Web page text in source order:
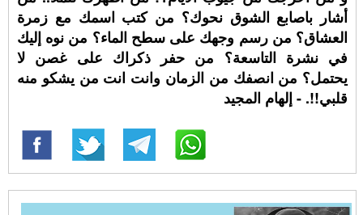
أشار باصابع الشوق نحوك؟ من كتب اسمك مع زمرة
العشاق؟ من رسم وجهك على سطح الماء؟ من نوه إليك
في نشرة التاسعة؟ من حفر ذكراك على غصن لا
يحتمل؟ من انصفك من الزمان وانت انت من يشكو منه
قلبي!!. - إلهام المجيد